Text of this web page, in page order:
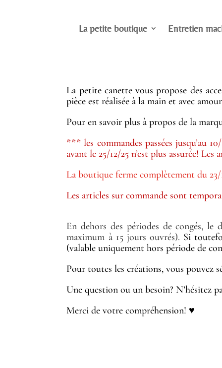
La petite boutique Entretien
La petite canette vous propose des
pièce est réalisée à la main et avec
Pour en savoir plus à propos de la
*** les commandes passées jusqu’au
avant le 25/12/25 n’est plus assurée!
La boutique ferme complètement du
Les articles sur commande sont
En dehors des périodes de congés,
maximum à 15 jours ouvrés). Si
(valable uniquement hors période de
Pour toutes les créations, vous pouvez
Une question ou un besoin? N’hésitez
Merci de votre compréhension! ♥